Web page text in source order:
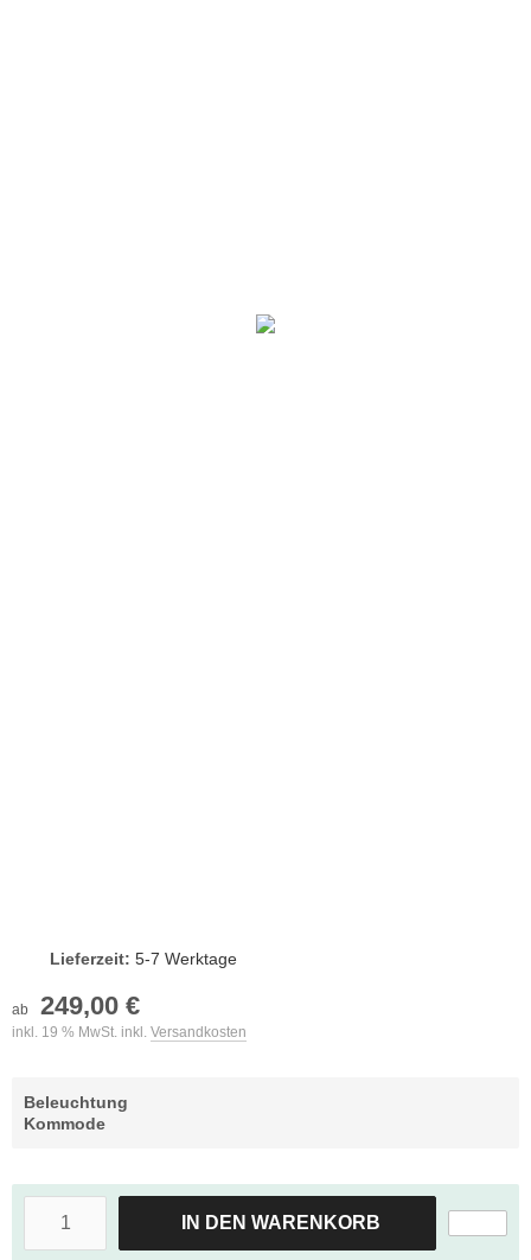
Lieferzeit: 5-7 Werktage
ab 249,00 €
inkl. 19 % MwSt. inkl. Versandkosten
Beleuchtung
Kommode
IN DEN WARENKORB